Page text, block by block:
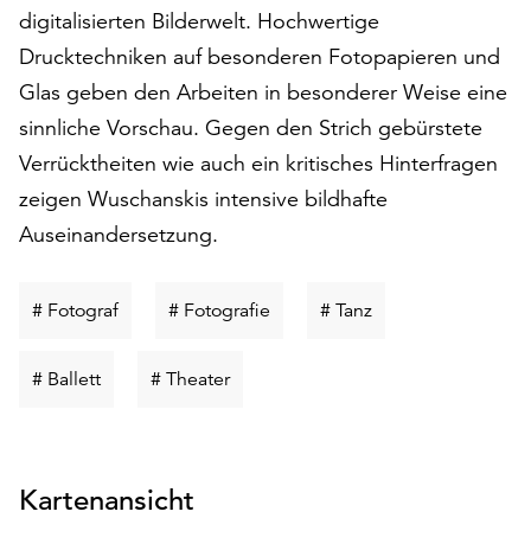
am
Ende
der
Seite
die
Schaltfläche
„Cookie-
Einstellungen“
zur
Funktionale
Cookies
auch
weiterhin
digitalisierten Bilderwelt. Hochwertige
Drucktechniken auf besonderen Fotopapieren und
Glas geben den Arbeiten in besonderer Weise eine
sinnliche Vorschau. Gegen den Strich gebürstete
Verrücktheiten wie auch ein kritisches Hinterfragen
zeigen Wuschanskis intensive bildhafte
Auseinandersetzung.
# FotografSchlüsselwort
# Fotografie Schlüsselwort
# TanzSchlüsselwort
# BallettSchlüsselwort
# TheaterSchlüsselwort
Kartenansicht